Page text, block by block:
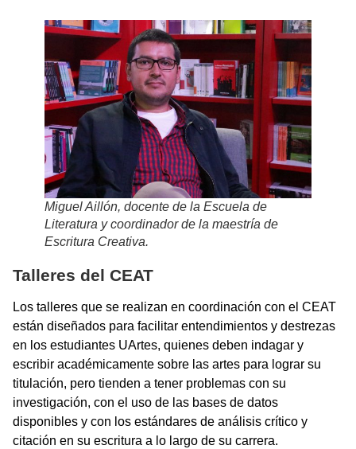
Miguel Aillón, docente de la Escuela de
Literatura y coordinador de la maestría de
Escritura Creativa.
Talleres del CEAT
Los talleres que se realizan en coordinación con el CEAT
están diseñados para facilitar entendimientos y destrezas
en los estudiantes UArtes, quienes deben indagar y
escribir académicamente sobre las artes para lograr su
titulación, pero tienden a tener problemas con su
investigación, con el uso de las bases de datos
disponibles y con los estándares de análisis crítico y
citación en su escritura a lo largo de su carrera.